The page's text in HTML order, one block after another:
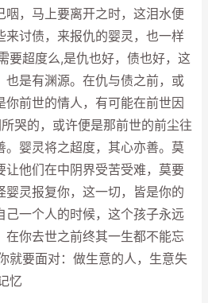
咽，马上要离开之时，这泪水便
来讨债，来报仇的婴灵，也一样
要超度么,是仇也好，债也好，这
也是有渊源。在仇与债之前，或
前世的情人，有可能在前世因
哭的，或许便是那前世的前尘往
。婴灵将之超度，其心亦善。莫
让他们在中阴界受苦受难，莫要
婴灵报复你，这一切，皆是你的
己一个人的时候，这个孩子永远
在你去世之前终其一生都不能忘
就要面对：做生意的人，生意失
忆